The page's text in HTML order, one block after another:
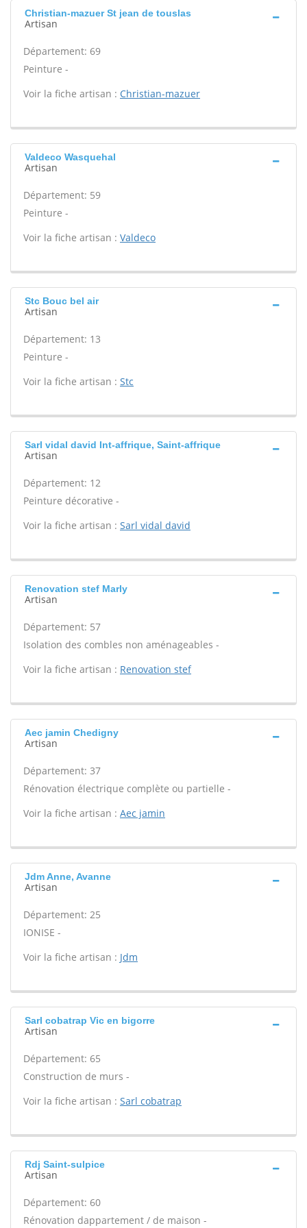
Christian-mazuer St jean de touslas
Artisan
Département: 69
Peinture -
Voir la fiche artisan : Christian-mazuer
Valdeco Wasquehal
Artisan
Département: 59
Peinture -
Voir la fiche artisan : Valdeco
Stc Bouc bel air
Artisan
Département: 13
Peinture -
Voir la fiche artisan : Stc
Sarl vidal david Int-affrique, Saint-affrique
Artisan
Département: 12
Peinture décorative -
Voir la fiche artisan : Sarl vidal david
Renovation stef Marly
Artisan
Département: 57
Isolation des combles non aménageables -
Voir la fiche artisan : Renovation stef
Aec jamin Chedigny
Artisan
Département: 37
Rénovation électrique complète ou partielle -
Voir la fiche artisan : Aec jamin
Jdm Anne, Avanne
Artisan
Département: 25
IONISE -
Voir la fiche artisan : Jdm
Sarl cobatrap Vic en bigorre
Artisan
Département: 65
Construction de murs -
Voir la fiche artisan : Sarl cobatrap
Rdj Saint-sulpice
Artisan
Département: 60
Rénovation dappartement / de maison -